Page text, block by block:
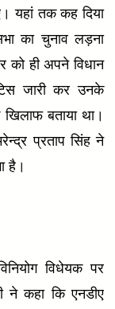
यहां तक कह दिया
का चुनाव लड़ना
को ही अपने विधान
जारी कर उनके
बताया था।
प्रताप सिंह ने
है।
विधेयक पर
ने कहा कि एनडीए